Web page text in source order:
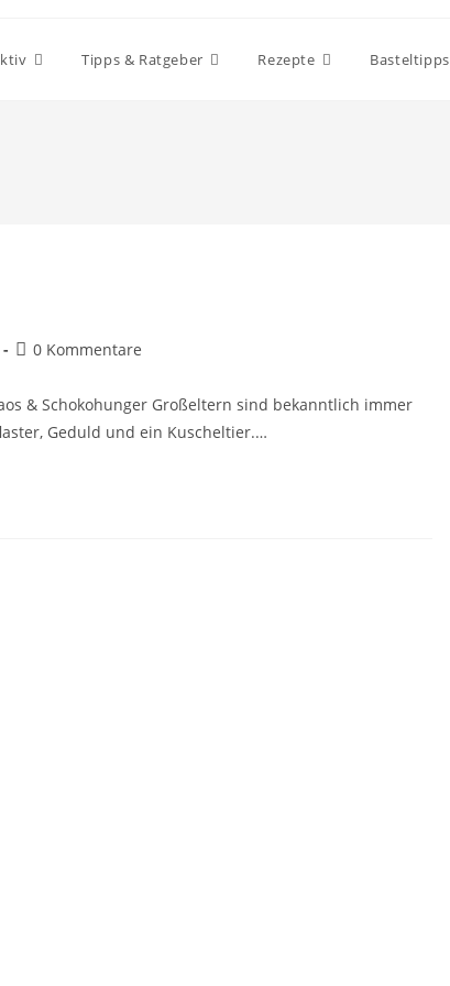
Tipps & Ratgeber Rezepte Basteltipps
0 Kommentare
& Schokohunger Großeltern sind bekanntlich immer
Geduld und ein Kuscheltier.…